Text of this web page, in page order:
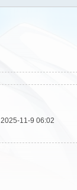
2025-11-9 06:02